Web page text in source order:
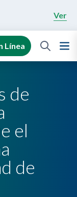
Ver
Línea
de
el
de